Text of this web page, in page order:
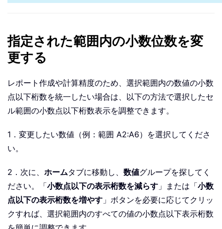
指定された範囲内の小数位数を変
更する
レポート作成や計算精度のため、選択範囲内の数値の小数
点以下桁数を統一したい場合は、以下の方法で選択したセ
ル範囲の小数点以下桁数表示を調整できます。
1．変更したい数値（例：範囲 A2:A6）を選択してくださ
い。
2．次に、 ホームタブに移動し、 数値グループを探してく
ださい。「小数点以下の表示桁数を減らす 」または「小数
点以下の表示桁数を増やす 」ボタンを必要に応じてクリッ
クすれば、選択範囲内のすべての値の小数点以下表示桁数